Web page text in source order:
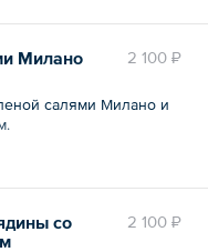
2 100 ₽
Милано
салями Милано и
2 100 ₽
со